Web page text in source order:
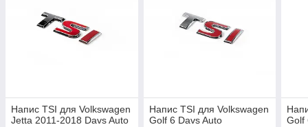
Напис TSI для Volkswagen
Jetta 2011-2018 Davs Auto
Напис TSI для Volkswagen
Golf 6 Davs Auto
Golf